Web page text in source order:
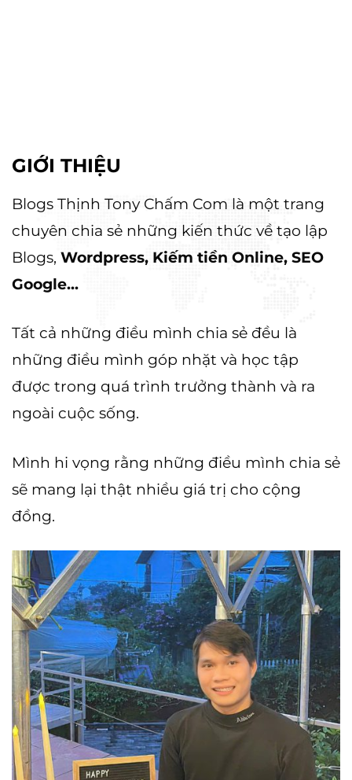
GIỚI THIỆU
Blogs Thịnh Tony Chấm Com là một trang
chuyên chia sẻ những kiến thức về tạo lập
Blogs, Wordpress, Kiếm tiền Online, SEO
Google...
Tất cả những điều mình chia sẻ đều là
những điều mình góp nhặt và học tập
được trong quá trình trưởng thành và ra
ngoài cuộc sống.
Mình hi vọng rằng những điều mình chia sẻ
sẽ mang lại thật nhiều giá trị cho cộng
đồng.